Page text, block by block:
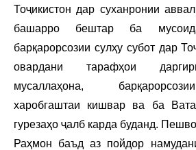
Тоҷикистон дар суханронии
башарро бештар ба
барқарорсозии сулҳу субот дар
овардани тарафҳои
мусаллаҳона,
харобгаштаи кишвар ва ба
гурезаҳо ҷалб карда буданд.
Раҳмон баъд аз пойдор